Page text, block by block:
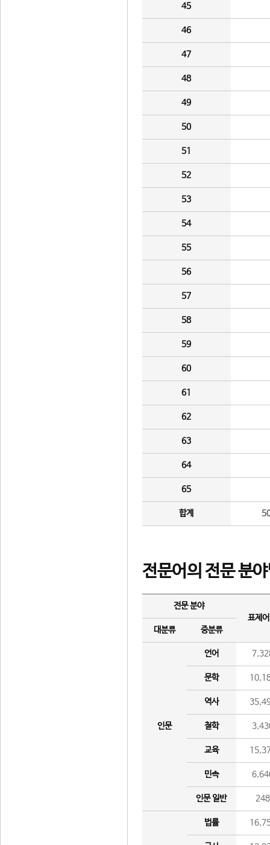
45
46
47
48
49
50
51
52
53
54
55
56
57
58
59
60
61
62
63
64
65
합계
전문어의 전문 분
전문 분야
표제
대분류
중분류
인문
언어
문학
역사
철학
교육
민속
인문 일반 248
법률